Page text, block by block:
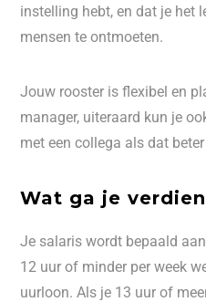
instelling hebt, en dat je het
mensen te ontmoeten.
Jouw rooster is flexibel en
manager, uiteraard kun je
met een collega als dat
Wat ga je
Je salaris wordt bepaald
12 uur of minder per week
uurloon. Als je 13 uur of